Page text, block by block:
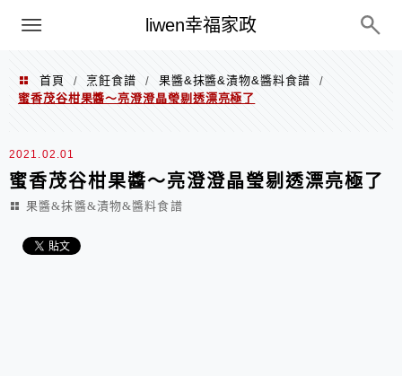
liwen幸福家政
menu
首頁 / 烹飪食譜 / 果醬&抹醬&漬物&醬料食譜
/
蜜香茂谷柑果醬～亮澄澄晶瑩剔透漂亮極了
2021.02.01
蜜香茂谷柑果醬～亮澄澄晶瑩剔透漂亮極了
果醬&抹醬&漬物&醬料食譜